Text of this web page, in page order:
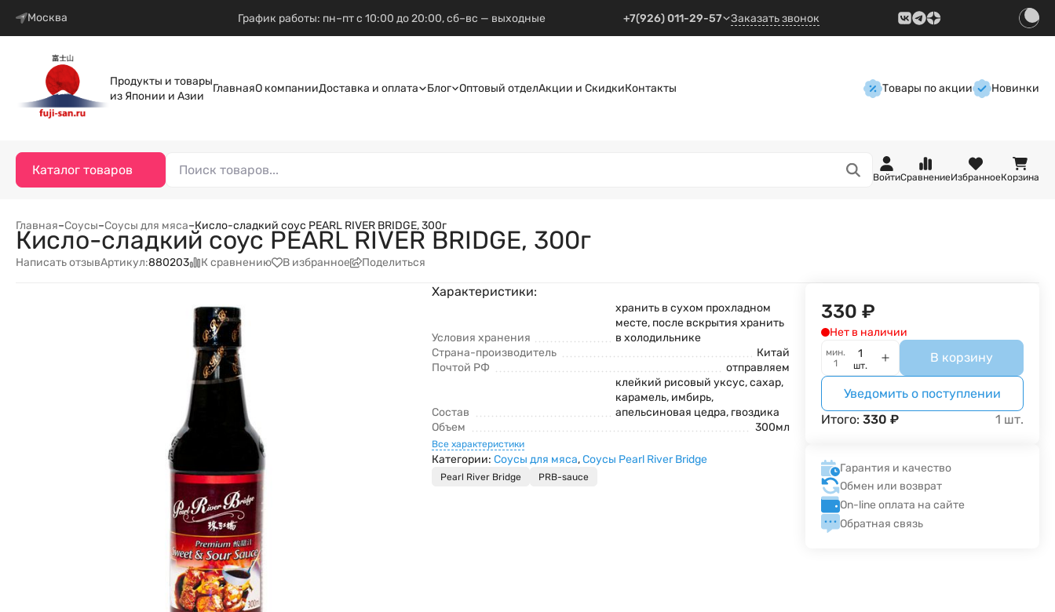
Москва График работы: пн–пт с 10:00 до 20:00, сб–вс — выходные +7(926) 011-29-57 Заказать звонок
Продукты и товары
из Японии и Азии
ГлавнаяО компанииДоставка и оплата Блог Оптовый отделАкции и СкидкиКонтакты Товары по акции Новинки
Каталог товаров
ВойтиСравнениеИзбранноеКорзина
Главная–Соусы–Соусы для мяса–Кисло-сладкий соус PEARL RIVER BRIDGE, 300г
Кисло-сладкий соус PEARL RIVER BRIDGE, 300г
Написать отзывАртикул:880203 К сравнению В избранное Поделиться
Характеристики:
Условия хранения
хранить в сухом прохладном
месте, после вскрытия хранить
в холодильнике
Страна-производитель
Китай
Почтой РФ
отправляем
Состав
клейкий рисовый уксус, сахар,
карамель, имбирь,
апельсиновая цедра, гвоздика
Объем
300мл
Все характеристики
Категории: Соусы для мяса,Соусы Pearl River Bridge
Pearl River Bridge PRB-sauce
330 ₽
Нет в наличии
мин.
1
шт.
В корзину
Уведомить о поступлении
Итого:330 ₽ 1 шт.
Гарантия и качество
Обмен или возврат
On-line оплата на сайте
Обратная связь